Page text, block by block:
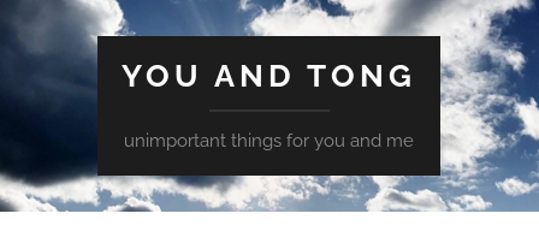
YOU AND TONG
unimportant things for you and me